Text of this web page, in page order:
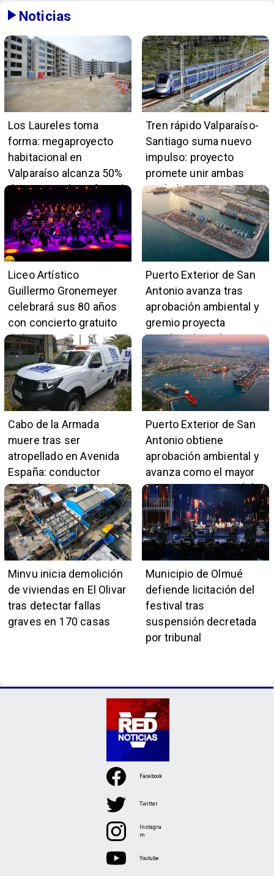
Noticias
Los Laureles toma
forma: megaproyecto
habitacional en
Valparaíso alcanza 50%
de avance y beneficiará
a 396 familias
Tren rápido Valparaíso-
Santiago suma nuevo
impulso: proyecto
promete unir ambas
ciudades en 45 minutos
Liceo Artístico
Guillermo Gronemeyer
celebrará sus 80 años
con concierto gratuito
de la Orquesta Marga
Marga
Puerto Exterior de San
Antonio avanza tras
aprobación ambiental y
gremio proyecta
impulso al empleo y
comercio local
Cabo de la Armada
muere tras ser
atropellado en Avenida
España: conductor
también pertenece a la
institución naval
Puerto Exterior de San
Antonio obtiene
aprobación ambiental y
avanza como el mayor
proyecto portuario del
país
Minvu inicia demolición
de viviendas en El Olivar
tras detectar fallas
graves en 170 casas
Municipio de Olmué
defiende licitación del
festival tras
suspensión decretada
por tribunal
Facebook
Twitter
Instagra
m
Youtube